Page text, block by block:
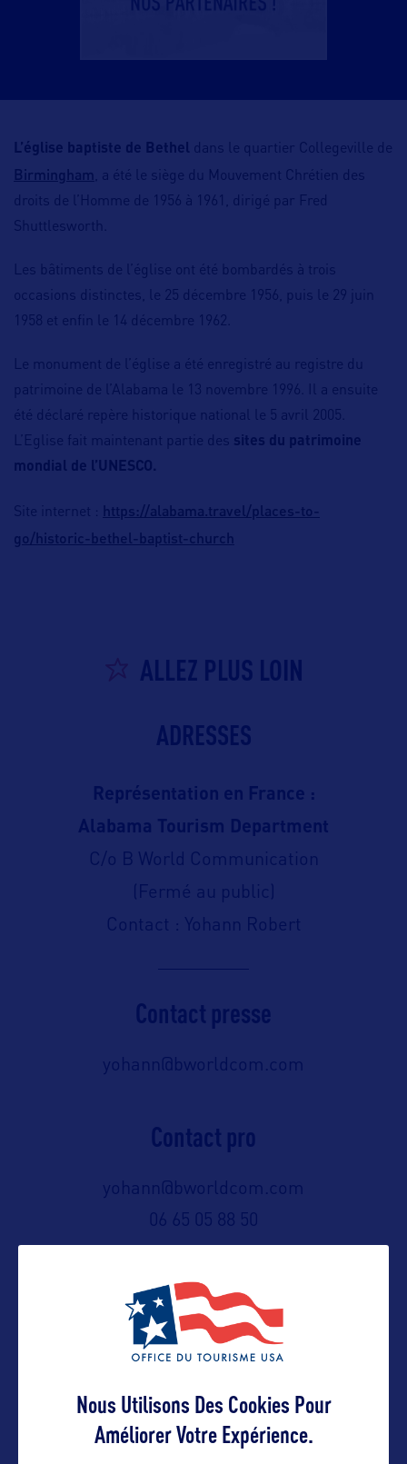
L’église baptiste de Bethel dans le quartier Collegeville de
Birmingham
, a été le siège du Mouvement Chrétien des
droits de l’Homme de 1956 à 1961, dirigé par Fred
Shuttlesworth.
Les bâtiments de l’église ont été bombardés à trois
occasions distinctes, le 25 décembre 1956, puis le 29 juin
1958 et enfin le 14 décembre 1962.
Le monument de l’église a été enregistré au registre du
patrimoine de l’Alabama le 13 novembre 1996. Il a ensuite
été déclaré repère historique national le 5 avril 2005.
L’Eglise fait maintenant partie des sites du patrimoine
mondial de l’UNESCO.
Site internet : https://alabama.travel/places-to-
go/historic-bethel-baptist-church
ALLEZ PLUS LOIN
ADRESSES
Représentation en France :
Alabama Tourism Department
C/o B World Communication
(Fermé au public)
Contact : Yohann Robert
Contact presse
yohann@bworldcom.com
Contact pro
yohann@bworldcom.com
06 65 05 88 50
Contact grand public
yohann@bworldcom.com
Suivre
Nous Utilisons Des Cookies Pour
Améliorer Votre Expérience.